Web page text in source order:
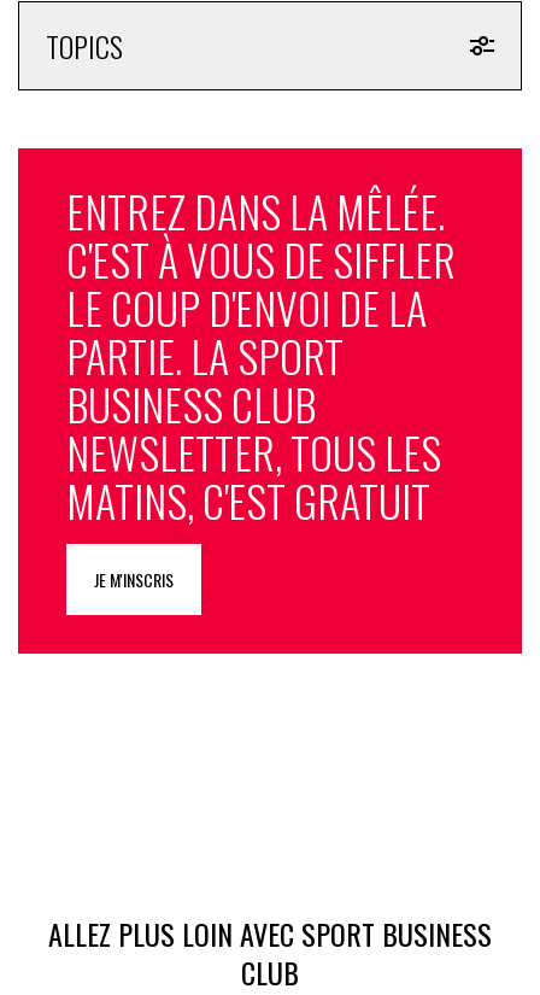
TOPICS
ENTREZ DANS LA MÊLÉE.
C'EST À VOUS DE SIFFLER
LE COUP D'ENVOI DE LA
PARTIE. LA SPORT
BUSINESS CLUB
NEWSLETTER, TOUS LES
MATINS, C'EST GRATUIT
JE M'INSCRIS
ALLEZ PLUS LOIN AVEC SPORT BUSINESS
CLUB